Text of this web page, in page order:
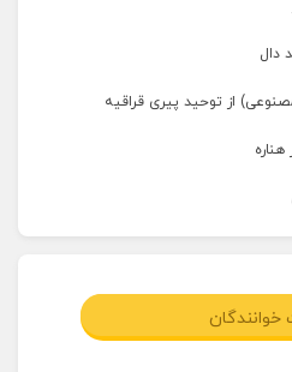
دال
از توحید پیری قراقیه